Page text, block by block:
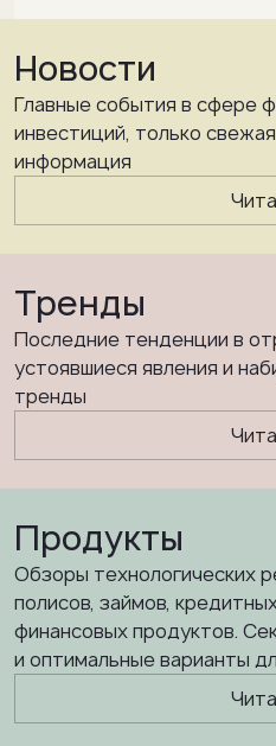
Новости
Главные события в сфере
инвестиций, только
информация
Тренды
Последние тенденции в
устоявшиеся явления и
тренды
Продукты
Обзоры технологических
полисов, займов,
финансовых продуктов.
и оптимальные варианты